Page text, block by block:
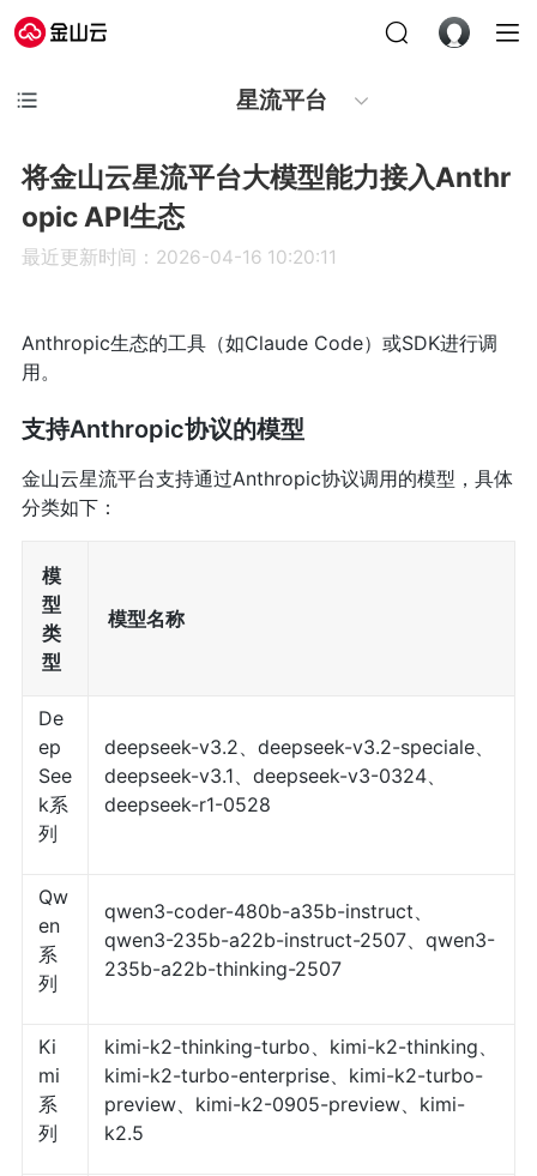
星流平台
将金山云星流平台大模型能力接入Anthr
opic API生态
最近更新时间：2026-04-16 10:20:11
Anthropic生态的工具（如Claude Code）或SDK进行调
用。
支持Anthropic协议的模型
金山云星流平台支持通过Anthropic协议调用的模型，具体
分类如下：
模
型
类
型
模型名称
De
ep
See
k系
列
deepseek-v3.2、deepseek-v3.2-speciale、
deepseek-v3.1、deepseek-v3-0324、
deepseek-r1-0528
Qw
en
系
列
qwen3-coder-480b-a35b-instruct、
qwen3-235b-a22b-instruct-2507、qwen3-
235b-a22b-thinking-2507
Ki
mi
系
列
kimi-k2-thinking-turbo、kimi-k2-thinking、
kimi-k2-turbo-enterprise、kimi-k2-turbo-
preview、kimi-k2-0905-preview、kimi-
k2.5